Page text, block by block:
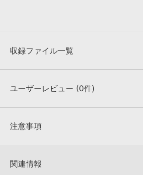
収録ファイル一覧
収録ファイル一覧
ユーザーレビュー (0件)
★★★★★
★5
★4
注意事項
KONTAKTフォーマットは、
でお使いいただけます。無償版のKONTAKT
関連情報